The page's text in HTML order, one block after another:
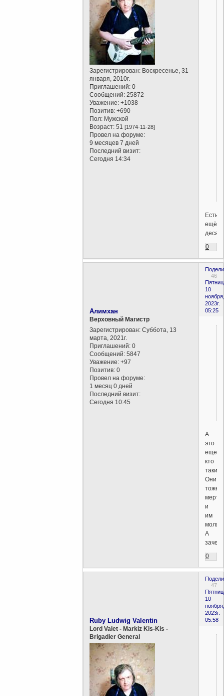
Зарегистрирован: Воскресенье, 31
января, 2010г.
Приглашений: 0
Сообщений: 25872
Уважение: +1038
Позитив: +690
Пол: Мужской
Возраст: 51[1974-11-28]
Провел на форуме:
9 месяцев 7 дней
Последний визит:
Сегодня 14:34
Есть
ещё
0
46
10
ноября,
2023г.
05:25
Алимхан
Верховный Магистр
Зарегистрирован: Суббота, 13
марта, 2021г.
Приглашений: 0
Сообщений: 5847
Уважение: +97
Позитив: 0
Провел на форуме:
1 месяц 0 дней
Последний визит:
Сегодня 10:45
А
это
еще
кто
такие?
Они
тоже
и
им
А
0
47
10
ноября,
2023г.
05:58
Ruby Ludwig Valentin
Lord Valet - Markiz Kis-Kis -
Brigadier General